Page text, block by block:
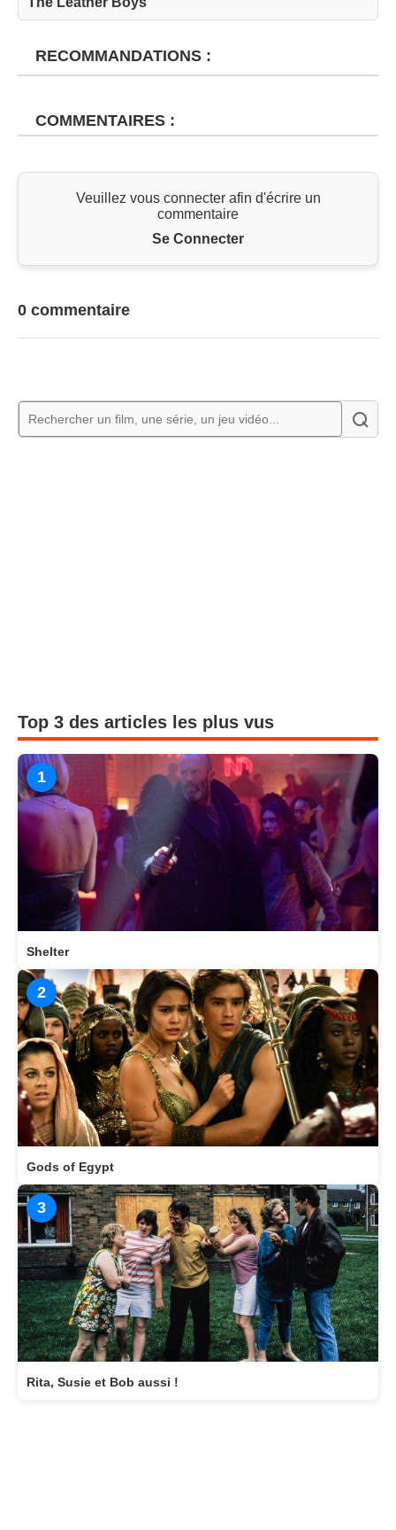
RECOMMANDATIONS :
COMMENTAIRES :
Veuillez vous connecter afin d'écrire un
commentaire
Se Connecter
0 commentaire
Top 3 des articles les plus vus
1
Shelter
2
Gods of Egypt
3
Rita, Susie et Bob aussi !